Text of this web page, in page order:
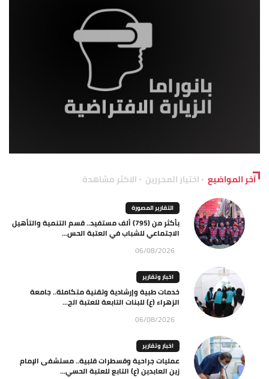
آخر المواضيع اختيار المحررين الاكثر مشاهدة
التقارير المصورة
بأكثر من (795) ألف مستفيد.. قسم التنمية والتأهيل
الاجتماعي للشباب في العتبة الحس...
06/08/2026
اخبار وتقارير
خدمات طبية وإرشادية وتقنية متكاملة.. جامعة
الزهراء (ع) للبنات التابعة للعتبة الح...
06/08/2026
اخبار وتقارير
عمليات جراحية وقسطرات قلبية.. مستشفى الإمام
زين العابدين (ع) التابع للعتبة الحسي...